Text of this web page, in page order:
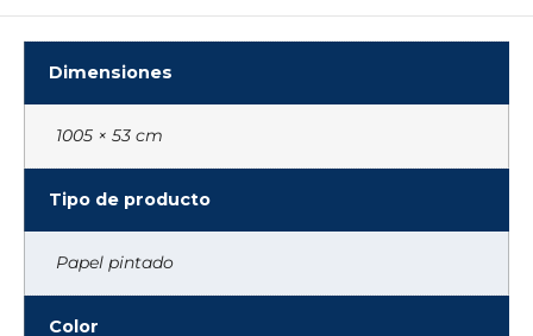
Dimensiones
1005 × 53 cm
Tipo de producto
Papel pintado
Color